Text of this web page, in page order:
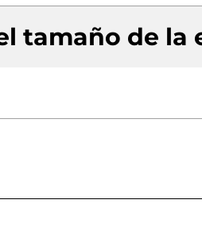
tamaño de la